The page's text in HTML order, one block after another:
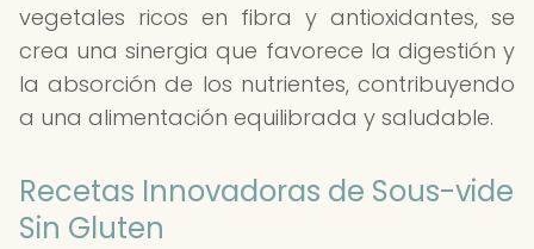
vegetales ricos en fibra y antioxidantes, se
crea una sinergia que favorece la digestión y
la absorción de los nutrientes, contribuyendo
a una alimentación equilibrada y saludable.
Recetas Innovadoras de Sous-vide
Sin Gluten